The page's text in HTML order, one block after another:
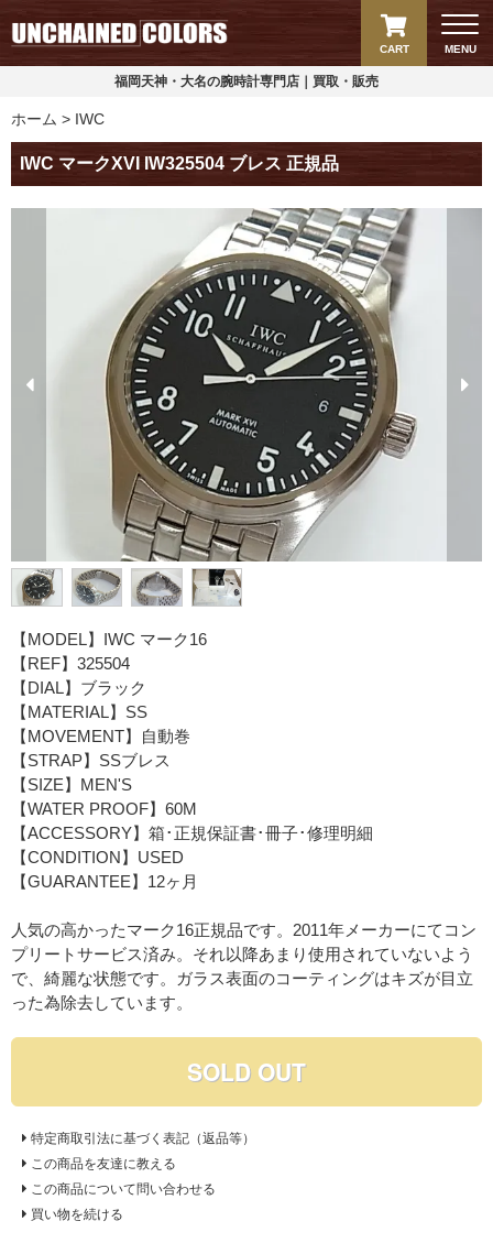
MENU
CART
福岡天神・大名の腕時計専門店｜買取・販売
ホーム IWC
IWC マークXVI IW325504 ブレス 正規品
【MODEL】IWC マーク16
【REF】325504
【DIAL】ブラック
【MATERIAL】SS
【MOVEMENT】自動巻
【STRAP】SSブレス
【SIZE】MEN'S
【WATER PROOF】60M
【ACCESSORY】箱･正規保証書･冊子･修理明細
【CONDITION】USED
【GUARANTEE】12ヶ月
人気の高かったマーク16正規品です。2011年メーカーにてコン
プリートサービス済み。それ以降あまり使用されていないよう
で、綺麗な状態です。ガラス表面のコーティングはキズが目立
った為除去しています。
SOLD OUT
特定商取引法に基づく表記（返品等）
この商品を友達に教える
この商品について問い合わせる
買い物を続ける